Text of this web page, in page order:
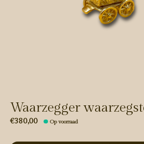
Waarzegger
€380,00 Op voorraad